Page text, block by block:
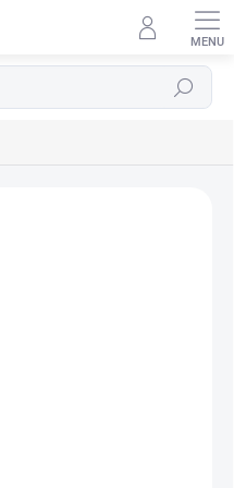
Szukaj